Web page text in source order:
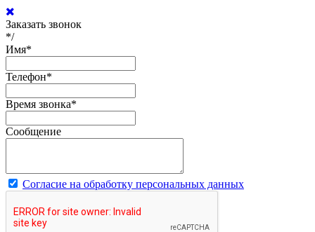
Заказать звонок
*/
Имя*
Телефон*
Время звонка*
Сообщение
Согласие на обработку персональных данных